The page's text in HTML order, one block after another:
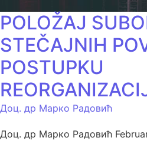
POLOŽAJ
STEČAJNIH
POSTUPKU
Доц. др Марко Радовић
Доц. др Марко Радовић